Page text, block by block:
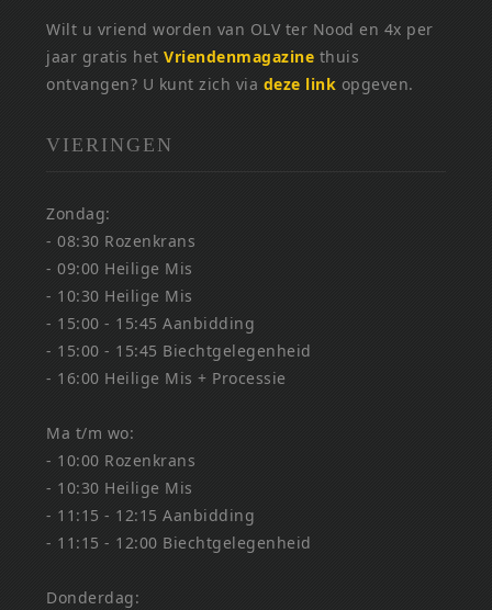
Wilt u vriend worden van OLV ter Nood en 4x per
jaar gratis hetVriendenmagazine thuis
ontvangen? U kunt zich via deze link opgeven.
VIERINGEN
Zondag:
- 08:30 Rozenkrans
- 09:00 Heilige Mis
- 10:30 Heilige Mis
- 15:00 - 15:45 Aanbidding
- 15:00 - 15:45 Biechtgelegenheid
- 16:00 Heilige Mis + Processie
Ma t/m wo:
- 10:00 Rozenkrans
- 10:30 Heilige Mis
- 11:15 - 12:15 Aanbidding
- 11:15 - 12:00 Biechtgelegenheid
Donderdag: